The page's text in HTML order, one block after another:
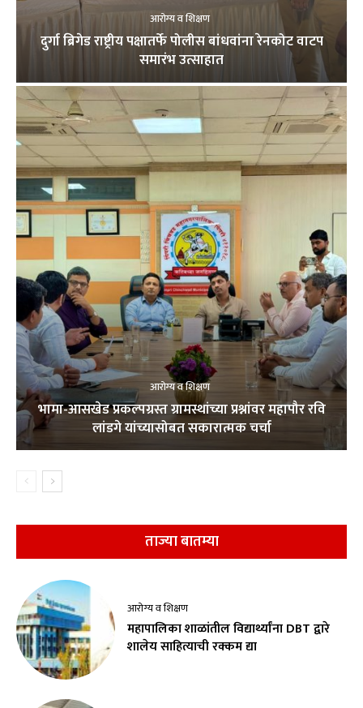
आरोग्य व शिक्षण
दुर्गा ब्रिगेड राष्ट्रीय पक्षातर्फे पोलीस बांधवांना रेनकोट वाटप
समारंभ उत्साहात
आरोग्य व शिक्षण
भामा-आसखेड प्रकल्पग्रस्त ग्रामस्थांच्या प्रश्नांवर महापौर रवि
लांडगे यांच्यासोबत सकारात्मक चर्चा
ताज्या बातम्या
आरोग्य व शिक्षण
महापालिका शाळांतील विद्यार्थ्यांना DBT द्वारे
शालेय साहित्याची रक्कम द्या